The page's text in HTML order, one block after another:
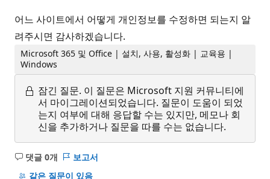
어느 사이트에서 어떻게 개인정보를 수정하면 되는지 알
려주시면 감사하겠습니다.
Microsoft 365 및 Office | 설치, 사용, 활성화 | 교육용 |
Windows
잠긴 질문. 이 질문은 Microsoft 지원 커뮤니티에
서 마이그레이션되었습니다. 질문이 도움이 되었
는지 여부에 대해 응답할 수는 있지만, 메모나 회
신을 추가하거나 질문을 따를 수는 없습니다.
댓글 0개
설
명
보고서
같은 질문이 있음